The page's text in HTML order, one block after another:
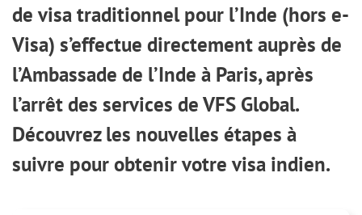
de visa traditionnel pour l’Inde (hors e-
Visa) s’effectue directement auprès de
l’Ambassade de l’Inde à Paris, après
l’arrêt des services de VFS Global.
Découvrez les nouvelles étapes à
suivre pour obtenir votre visa indien.